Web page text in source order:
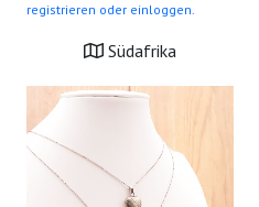
registrieren oder einloggen.
Südafrika